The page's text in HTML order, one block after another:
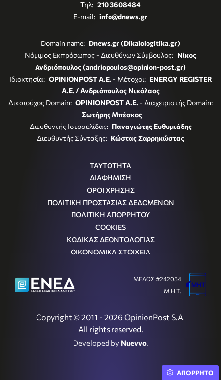
Τηλ: 210 3608484
E-mail: info@dnews.gr
Domain name: Dnews.gr (Dikaiologitika.gr)
Νόμιμος Εκπρόσωπος - Διευθύνων Σύμβουλος: Νίκος
Ανδριόπουλος (andriopoulos@opinion-post.gr)
Ιδιοκτησία: OPINIONPOST A.E. - Μέτοχοι: ENERGY REGISTER
Α.Ε. / Ανδριόπουλος Νικόλαος
Δικαιούχος Domain: OPINIONPOST A.E. - Διαχειριστής Domain:
Σωτήρης Μπέσκος
Διευθυντής Ιστοσελίδας: Παναγιώτης Ευθυμιάδης
Διευθυντής Σύνταξης: Κώστας Σαρρηκώστας
ΤΑΥΤΟΤΗΤΑ
ΔΙΑΦΗΜΙΣΗ
ΟΡΟΙ ΧΡΗΣΗΣ
ΠΟΛΙΤΙΚΗ ΠΡΟΣΤΑΣΙΑΣ ΔΕΔΟΜΕΝΩΝ
ΠΟΛΙΤΙΚΗ ΑΠΟΡΡΗΤΟΥ
COOKIES
ΚΩΔΙΚΑΣ ΔΕΟΝΤΟΛΟΓΙΑΣ
ΟΙΚΟΝΟΜΙΚΑ ΣΤΟΙΧΕΙΑ
Copyright © 2011 - 2026 OpinionPost S.A.
All rights reserved.
Developed by Nuevvo.
ΜΕΛΟΣ #242054
Μ.Η.Τ.
ΑΠΟΡΡΗΤΟ